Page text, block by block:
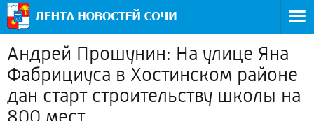
Андрей Прошунин: На улице Яна
Фабрициуса в Хостинском районе
дан старт строительству школы на